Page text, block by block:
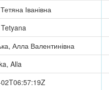
Іванівна
Алла Валентинівна
Alla